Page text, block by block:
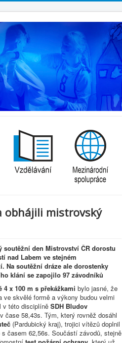
obhájili mistrovský
soutěžní den Mistrovství ČR dorostu
nad Labem ve stejném
Na soutěžní dráze ale dorostenky
klání se zapojilo 97 závodníků
4 x 100 m s překážkami bylo jasné, že
skvělé formě a výkony budou velmi
v této disciplíně SDH Bludov
čase 58,43s. Tým, který rovněž dosáhl
(Pardubický kraj), trojici vítězů doplnil
časem 62,56s. Součástí závodů, stejně